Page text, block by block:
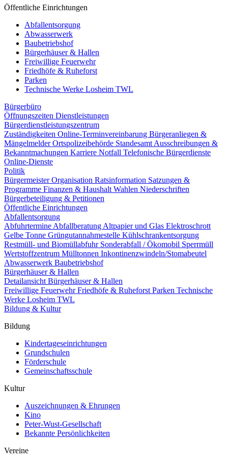
Öffentliche Einrichtungen
Abfallentsorgung
Abwasserwerk
Baubetriebshof
Bürgerhäuser & Hallen
Freiwillige Feuerwehr
Friedhöfe & Ruheforst
Parken
Technische Werke Losheim TWL
Bürgerbüro
Öffnungszeiten Dienstleistungen
Bürgerdienstleistungszentrum
Zuständigkeiten Online-Terminvereinbarung Bürgeranliegen &
MängelmelderOrtspolizeibehörde Standesamt Ausschreibungen &
Bekanntmachungen Karriere Notfall Telefonische Bürgerdienste
Online-Dienste
Politik
BürgermeisterOrganisation Ratsinformation Satzungen &
Programme Finanzen & Haushalt Wahlen Niederschriften
Bürgerbeteiligung & Petitionen
Öffentliche Einrichtungen
Abfallentsorgung
Abfuhrtermine Abfallberatung Altpapier und Glas Elektroschrott
Gelbe Tonne Grüngutannahmestelle Kühlschrankentsorgung
Restmüll- und Biomüllabfuhr Sonderabfall / Ökomobil Sperrmüll
Wertstoffzentrum Mülltonnen Inkontinenzwindeln/Stomabeutel
Abwasserwerk Baubetriebshof
Bürgerhäuser & Hallen
Detailansicht Bürgerhäuser & Hallen
Freiwillige FeuerwehrFriedhöfe & Ruheforst Parken Technische
Werke Losheim TWL
Bildung & Kultur
Bildung
Kindertageseinrichtungen
Grundschulen
Förderschule
Gemeinschaftsschule
Kultur
Auszeichnungen & Ehrungen
Kino
Peter-Wust-Gesellschaft
Bekannte Persönlichkeiten
Vereine